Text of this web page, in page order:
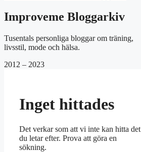
Improveme Bloggarkiv
Tusentals personliga bloggar om träning,
livsstil, mode och hälsa.
2012 – 2023
Inget hittades
Det verkar som att vi inte kan hitta det
du letar efter. Prova att göra en
sökning.